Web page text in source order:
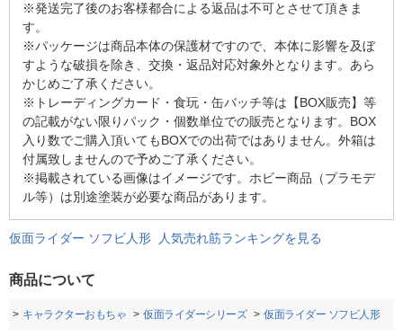
※発送完了後のお客様都合による返品は不可とさせて頂きま
す。
※パッケージは商品本体の保護材ですので、本体に影響を及ぼ
すような破損を除き、交換・返品対応対象外となります。あら
かじめご了承ください。
※トレーディングカード・食玩・缶バッチ等は【BOX販売】等
の記載がない限りパック・個数単位での販売となります。BOX
入り数でご購入頂いてもBOXでの出荷ではありません。外箱は
付属致しませんので予めご了承ください。
※掲載されている画像はイメージです。ホビー商品（プラモデ
ル等）は別途塗装が必要な商品があります。
仮面ライダー ソフビ人形 人気売れ筋ランキングを見る
商品について
キャラクターおもちゃ 仮面ライダーシリーズ 仮面ライダー ソフビ人形